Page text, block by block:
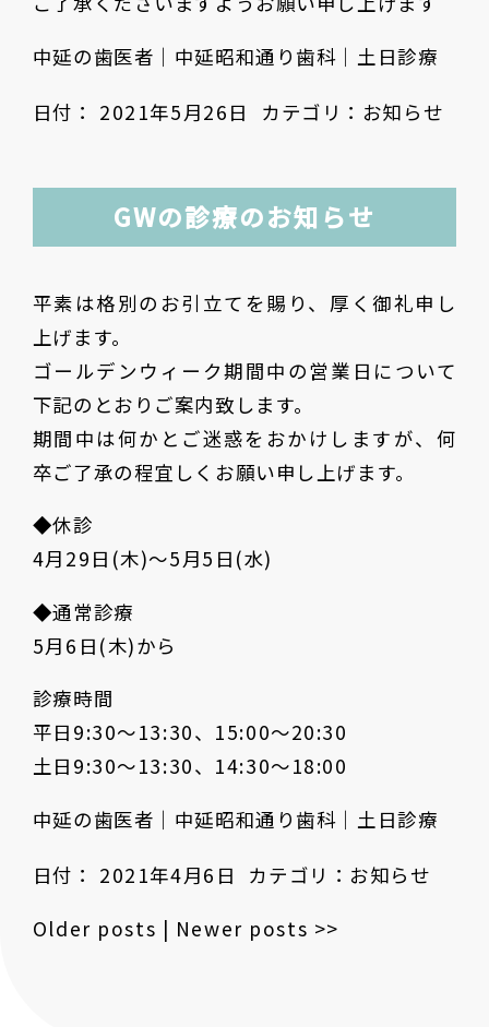
中延の歯医者｜中延昭和通り歯科｜土日診療
日付： 2021年5月26日 カテゴリ： お知らせ
GWの診療のお知らせ
平素は格別のお引立てを賜り、厚く御礼申し
上げます。
ゴールデンウィーク期間中の営業日について
下記のとおりご案内致します。
期間中は何かとご迷惑をおかけしますが、何
卒ご了承の程宜しくお願い申し上げます。
◆休診
4月29日(木)〜5月5日(水)
◆通常診療
5月6日(木)から
診療時間
平日9:30～13:30、15:00～20:30
土日9:30～13:30、14:30～18:00
中延の歯医者｜中延昭和通り歯科｜土日診療
日付： 2021年4月6日 カテゴリ： お知らせ
Older posts | Newer posts >>